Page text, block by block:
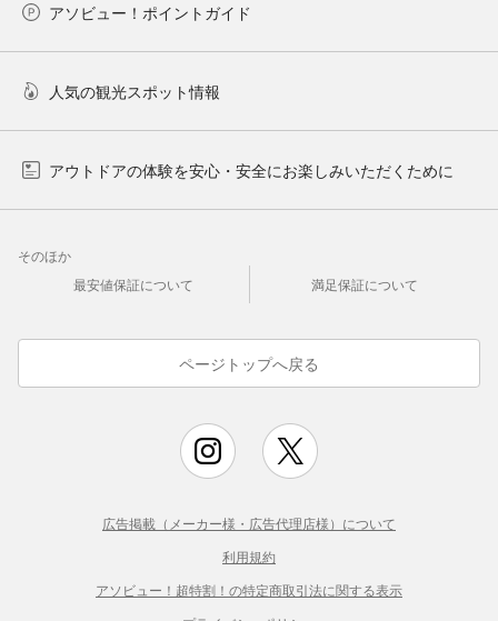
アソビュー！ポイントガイド
人気の観光スポット情報
アウトドアの体験を安心・安全にお楽しみいただくために
そのほか
最安値保証について
満足保証について
ページトップへ戻る
広告掲載（メーカー様・広告代理店様）について
利用規約
アソビュー！超特割！の特定商取引法に関する表示